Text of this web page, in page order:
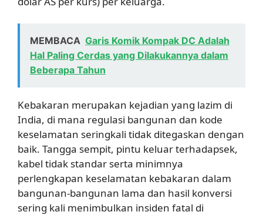
MEMBACA Garis Komik Kompak DC Adalah
Hal Paling Cerdas yang Dilakukannya dalam
Beberapa Tahun
Kebakaran merupakan kejadian yang lazim di
India, di mana regulasi bangunan dan kode
keselamatan seringkali tidak ditegaskan dengan
baik. Tangga sempit, pintu keluar terhadapsek,
kabel tidak standar serta minimnya
perlengkapan keselamatan kebakaran dalam
bangunan-bangunan lama dan hasil konversi
sering kali menimbulkan insiden fatal di